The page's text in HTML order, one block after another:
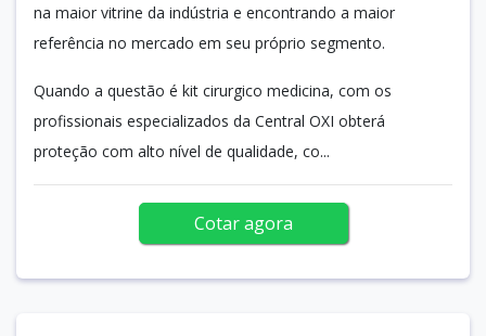
na maior vitrine da indústria e encontrando a maior
referência no mercado em seu próprio segmento.
Quando a questão é kit cirurgico medicina, com os
profissionais especializados da Central OXI obterá
proteção com alto nível de qualidade, co...
Cotar agora